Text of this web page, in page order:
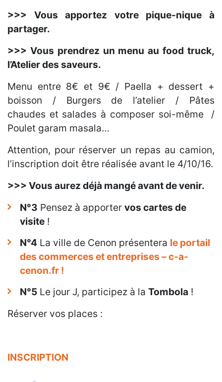
>>> Vous apportez votre pique-nique à
partager.
>>> Vous prendrez un menu au food truck,
l’Atelier des saveurs.
Menu entre 8€ et 9€ / Paella + dessert +
boisson / Burgers de l’atelier / Pâtes
chaudes et salades à composer soi-même /
Poulet garam masala…
Attention, pour réserver un repas au camion,
l’inscription doit être réalisée avant le 4/10/16.
>>> Vous aurez déjà mangé avant de venir.
N°3 Pensez à apporter vos cartes de
visite !
N°4 La ville de Cenon présentera le portail
des commerces et entreprises – c-a-
cenon.fr !
N°5 Le jour J, participez à la Tombola !
Réserver vos places :
INSCRIPTION